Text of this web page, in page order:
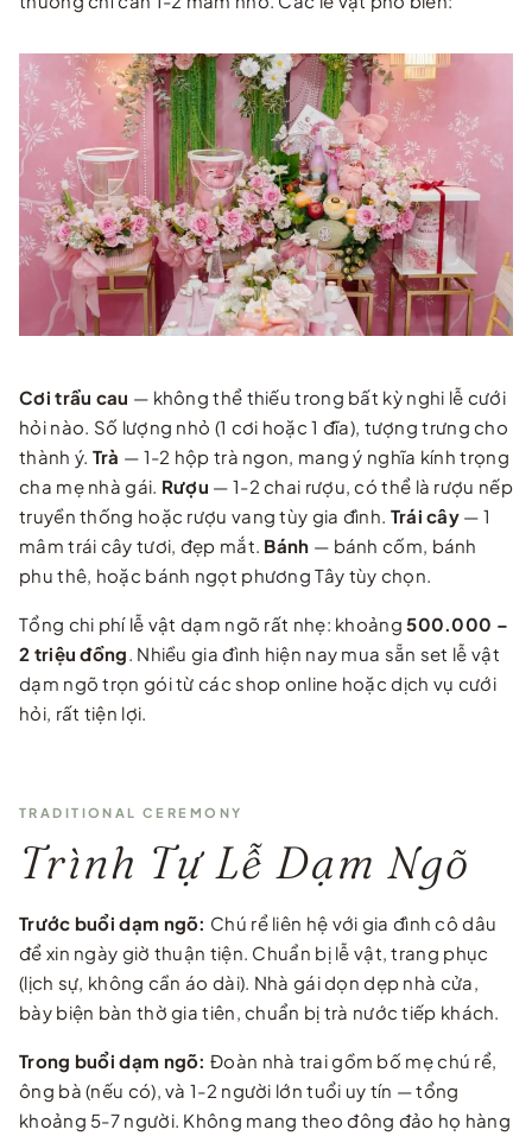
Cơi trầu cau — không thể thiếu trong bất kỳ nghi lễ cưới
hỏi nào. Số lượng nhỏ (1 cơi hoặc 1 đĩa), tượng trưng cho
thành ý. Trà — 1-2 hộp trà ngon, mang ý nghĩa kính trọng
cha mẹ nhà gái. Rượu — 1-2 chai rượu, có thể là rượu nếp
truyền thống hoặc rượu vang tùy gia đình. Trái cây — 1
mâm trái cây tươi, đẹp mắt. Bánh — bánh cốm, bánh
phu thê, hoặc bánh ngọt phương Tây tùy chọn.
Tổng chi phí lễ vật dạm ngõ rất nhẹ: khoảng500.000 –
2 triệu đồng. Nhiều gia đình hiện nay mua sẵn set lễ vật
dạm ngõ trọn gói từ các shop online hoặc dịch vụ cưới
hỏi, rất tiện lợi.
TRADITIONAL CEREMONY
Trình Tự Lễ Dạm Ngõ
Trước buổi dạm ngõ: Chú rể liên hệ với gia đình cô dâu
để xin ngày giờ thuận tiện. Chuẩn bị lễ vật, trang phục
(lịch sự, không cần áo dài). Nhà gái dọn dẹp nhà cửa,
bày biện bàn thờ gia tiên, chuẩn bị trà nước tiếp khách.
Trong buổi dạm ngõ: Đoàn nhà trai gồm bố mẹ chú rể,
ông bà (nếu có), và 1-2 người lớn tuổi uy tín — tổng
khoảng 5-7 người. Không mang theo đông đảo họ hàng